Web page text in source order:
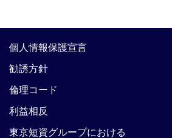
個人情報保護宣言
勧誘方針
倫理コード
利益相反
東京短資グループにおける